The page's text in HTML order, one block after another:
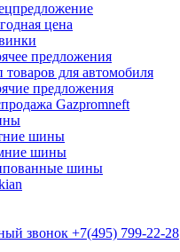
цена
предложения
товаров для автомобиля
предложения
Gazpromneft
шины
шины
шины
звонок +7(495) 799-22-28